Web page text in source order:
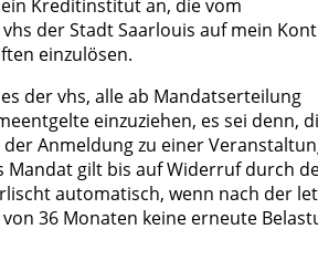
Kreditinstitut an, die vom
der Stadt Saarlouis auf mein
einzulösen.
der vhs, alle ab Mandatserteilung
einzuziehen, es sei denn,
Anmeldung zu einer
Mandat gilt bis auf Widerruf durch
automatisch, wenn nach der
36 Monaten keine erneute